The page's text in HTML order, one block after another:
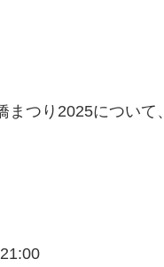
つり2025について